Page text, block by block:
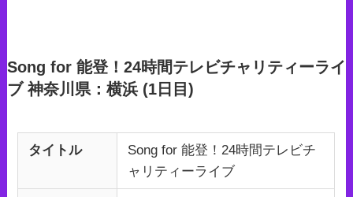
Song for 能登！24時間テレビチャリティーライ
ブ 神奈川県：横浜 (1日目)
タイトル
Song for 能登！24時間テレビチ
ャリティーライブ